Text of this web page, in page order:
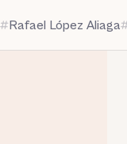
Rafael López Aliaga